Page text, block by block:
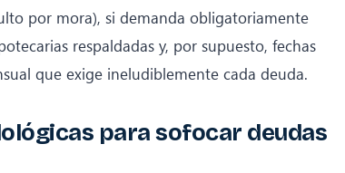
por mora), si demanda obligatoriamente
respaldadas y, por supuesto, fechas
que exige ineludiblemente cada deuda.
para sofocar deudas